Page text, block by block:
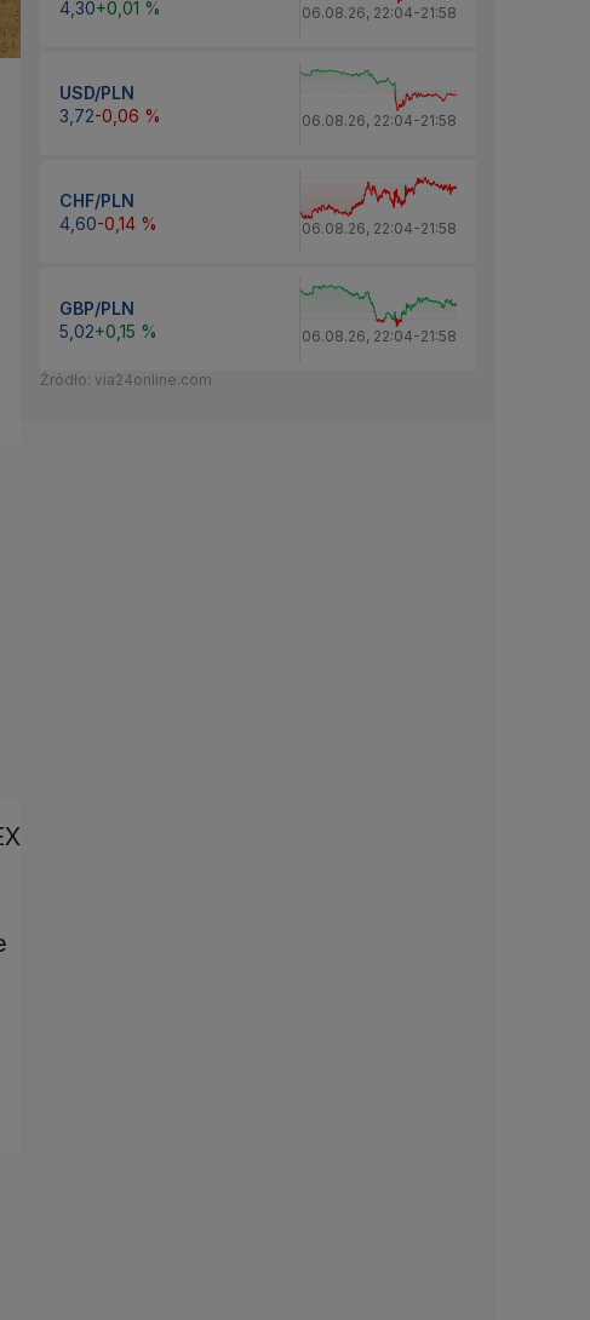
4,30+0,01 % 06.08.26, 22:04-21:58
USD/PLN
3,72-0,06 % 06.08.26, 22:04-21:58
CHF/PLN
4,60-0,14 % 06.08.26, 22:04-21:58
GBP/PLN
5,02+0,15 % 06.08.26, 22:04-21:58
Źródło: via24online.com